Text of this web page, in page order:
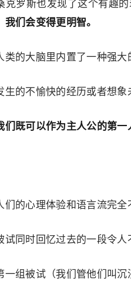
克罗斯也发现了这个有趣
们会变得更明智。
的大脑里内置了一种强大
生的不愉快的经历或者想
既可以作为主人公的第
的心理体验和语言流完全
同时回忆过去的一段令
组被试（我们管他们叫